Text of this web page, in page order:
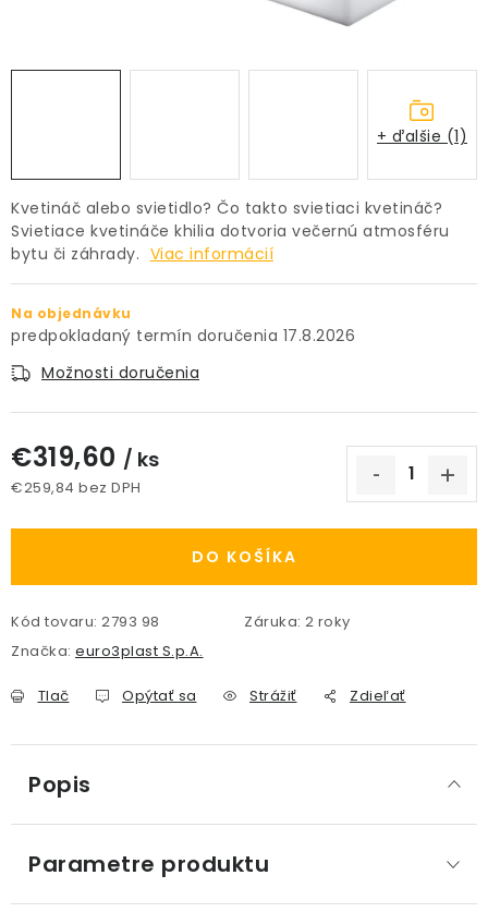
KVETINÁČE A OBALY NA RASTLINY
Podmienky ochrany osobných údajov
O nás
Spôsoby platby
Informácie o doprave
Kvetináč alebo svietidlo? Čo takto svietiaci kvetináč?
Svietiace kvetináče khilia dotvoria večernú atmosféru
bytu či záhrady. Viac informácií
Na objednávku
17.8.2026
Možnosti doručenia
€319,60 / ks
€259,84 bez DPH
DO KOŠÍKA
Kód tovaru: 2793 98 Záruka: 2 roky
Značka: euro3plast S.p.A.
Tlač Opýtať sa Strážiť Zdieľať
+ ďalšie (1)
Popis
Parametre produktu